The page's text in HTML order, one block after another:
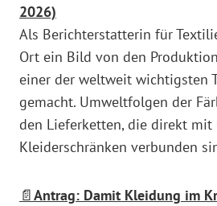
2026)
Als Berichterstatterin für
Ort ein Bild von den
einer der weltweit wichtigsten
gemacht. Umweltfolgen der
den Lieferketten, die direkt mit
Kleiderschränken verbunden
📄Antrag: Damit Kleidung im